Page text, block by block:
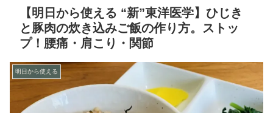
【明日から使える “新”東洋医学】ひじき
と豚肉の炊き込みご飯の作り方。ストッ
プ！腰痛・肩こり・関節
明日から使える